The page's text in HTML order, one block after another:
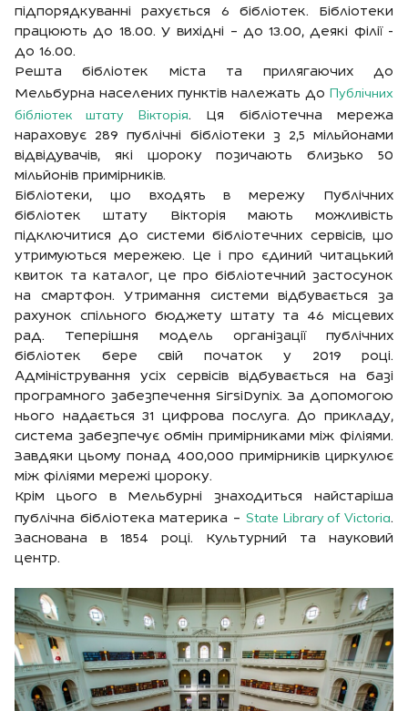
підпорядкуванні рахується 6 бібліотек. Бібліотеки
працюють до 18.00. У вихідні – до 13.00, деякі філії -
до 16.00.
Решта бібліотек міста та прилягаючих до
Мельбурна населених пунктів належать до Публічних
бібліотек штату Вікторія. Ця бібліотечна мережа
нараховує 289 публічні бібліотеки з 2,5 мільйонами
відвідувачів, які щороку позичають близько 50
мільйонів примірників.
Бібліотеки, що входять в мережу Публічних
бібліотек штату Вікторія мають можливість
підключитися до системи бібліотечних сервісів, що
утримуються мережею. Це і про єдиний читацький
квиток та каталог, це про бібліотечний застосунок
на смартфон. Утримання системи відбувається за
рахунок спільного бюджету штату та 46 місцевих
рад. Теперішня модель організації публічних
бібліотек бере свій початок у 2019 році.
Адміністрування усіх сервісів відбувається на базі
програмного забезпечення SirsiDynix. За допомогою
нього надається 31 цифрова послуга. До прикладу,
система забезпечує обмін примірниками між філіями.
Завдяки цьому понад 400,000 примірників циркулює
між філіями мережі щороку.
Крім цього в Мельбурні знаходиться найстаріша
публічна бібліотека материка – State Library of Victoria.
Заснована в 1854 році. Культурний та науковий
центр.